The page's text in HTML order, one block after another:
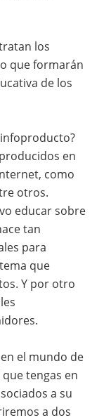
los
que formarán
de los
en
como
otros.
educar sobre
tan
para
que
Y por otro
el mundo de
tengas en
a su
a dos